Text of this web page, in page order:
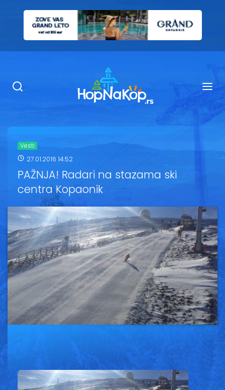
Ugostiteljstvo
Kop Info
Ski renta
Vesti
Oglasi
Galerija
Copyright© 2020
Vesti
27.01.2016 14:52
PAŽNJA! Radari na stazama ski
centra Kopaonik